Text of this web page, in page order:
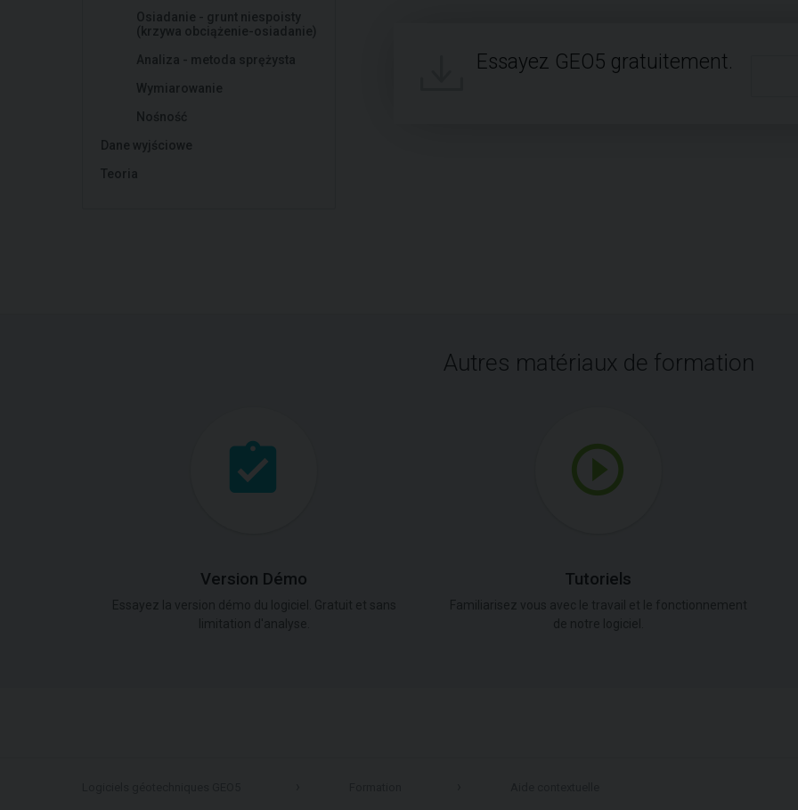
Osiadanie - grunt niespoisty
(krzywa obciążenie-osiadanie)
Analiza - metoda sprężysta
Wymiarowanie
Nośność
Dane wyjściowe
Teoria
Essayez GEO5 gratuitement.
Autres matériaux de formation
Version Démo Tutoriels